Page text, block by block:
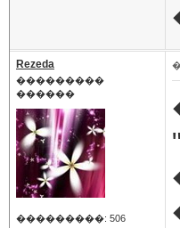
Rezeda
���������
������
���������: 506